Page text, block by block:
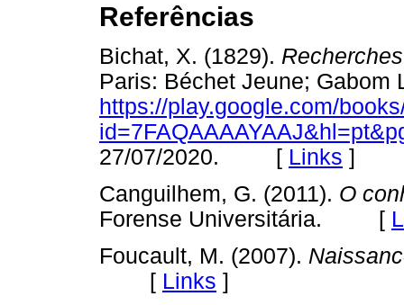
Referências
Bichat, X. (1829).
Paris: Béchet Jeune; Gabom
https://play.google.com/
27/07/2020. [ Links ]
Canguilhem, G. (2011). O
Forense Universitária. [
Foucault, M. (2007).
[ Links ]